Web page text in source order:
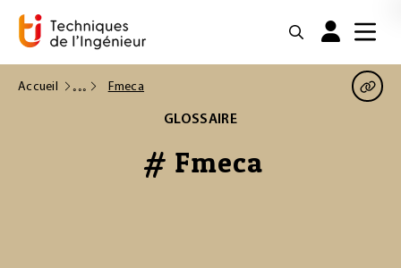
Accueil Fmeca
GLOSSAIRE
# Fmeca